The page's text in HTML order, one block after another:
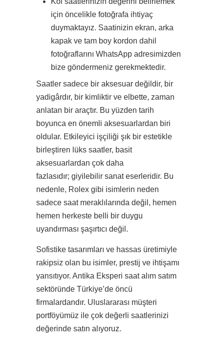
için öncelikle fotoğrafa ihtiyaç
duymaktayız. Saatinizin ekran, arka
kapak ve tam boy kordon dahil
fotoğraflarını WhatsApp adresimizden
bize göndermeniz gerekmektedir.
Saatler sadece bir aksesuar değildir, bir
yadigârdır, bir kimliktir ve elbette, zaman
anlatan bir araçtır. Bu yüzden tarih
boyunca en önemli aksesuarlardan biri
oldular. Etkileyici işçiliği şık bir estetikle
birleştiren lüks saatler, basit
aksesuarlardan çok daha
fazlasıdır; giyilebilir sanat eserleridir. Bu
nedenle, Rolex gibi isimlerin neden
sadece saat meraklılarında değil, hemen
hemen herkeste belli bir duygu
uyandırması şaşırtıcı değil.
Sofistike tasarımları ve hassas üretimiyle
rakipsiz olan bu isimler, prestij ve ihtişamı
yansıtıyor. Antika Eksperi saat alım satım
sektöründe Türkiye’de öncü
firmalardandır. Uluslararası müşteri
portföyümüz ile çok değerli saatlerinizi
değerinde satın alıyoruz.